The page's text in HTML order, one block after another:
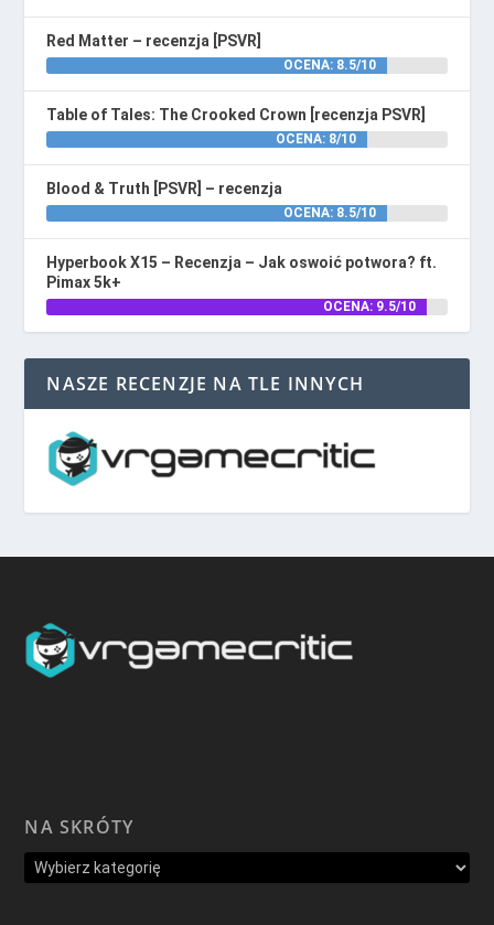
Red Matter – recenzja [PSVR]
OCENA: 8.5/10
Table of Tales: The Crooked Crown [recenzja PSVR]
OCENA: 8/10
Blood & Truth [PSVR] – recenzja
OCENA: 8.5/10
Hyperbook X15 – Recenzja – Jak oswoić potwora? ft.
Pimax 5k+
OCENA: 9.5/10
NASZE RECENZJE NA TLE INNYCH
NA SKRÓTY